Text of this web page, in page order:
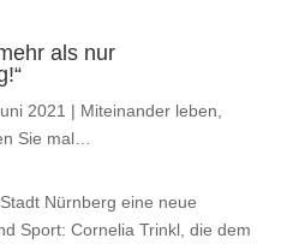
als nur
2021 | Miteinander leben,
Sie mal…
Nürnberg eine neue
Sport: Cornelia Trinkl, die dem